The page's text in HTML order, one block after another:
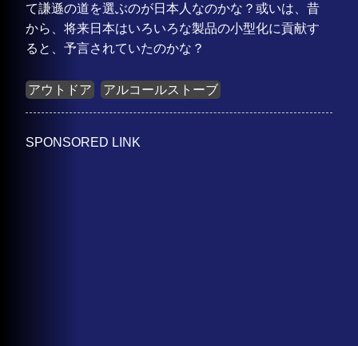
て謙遜の道を選ぶのが日本人なのかな？或いは、昔
から、将来日本はいろいろな製品の小型化に貢献す
ると、予言されていたのかな？
アウトドア アルコールストーブ
SPONSORED LINK